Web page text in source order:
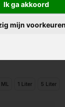
Ik ga akkoord
mijn voorkeuren
€52,59
1 Liter 5 Liter